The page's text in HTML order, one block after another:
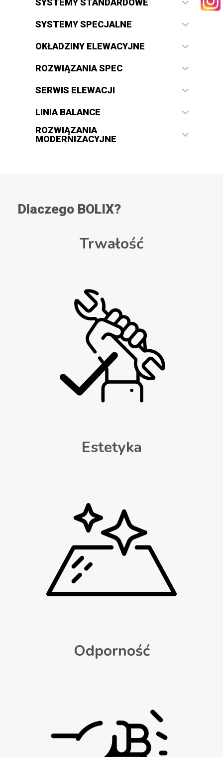
KONTAKT
WYSZUKIWANIE
STREFA PRACOWNIKA
RECEPTURY ON-LINE
SYSTEMY STANDARDOWE
SYSTEMY SPECJALNE
OKŁADZINY ELEWACYJNE
ROZWIĄZANIA SPEC
SERWIS ELEWACJI
LINIA BALANCE
ROZWIĄZANIA
MODERNIZACYJNE
Dlaczego BOLIX?
Trwałość
Estetyka
Odporność